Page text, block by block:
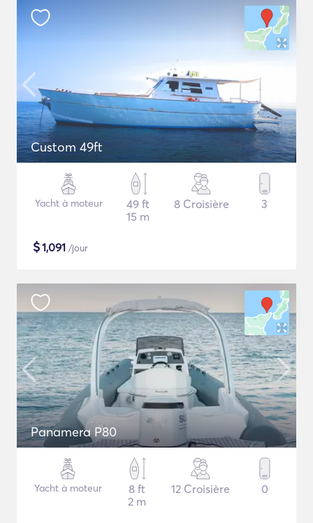
Custom 49ft
Yacht à moteur
49 ft
15 m
8 Croisière 3
$1,091 /jour
Panamera P80
Yacht à moteur
8 ft
2 m
12 Croisière 0